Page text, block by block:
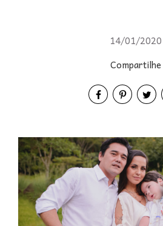
14/01/2020
Compartilhe